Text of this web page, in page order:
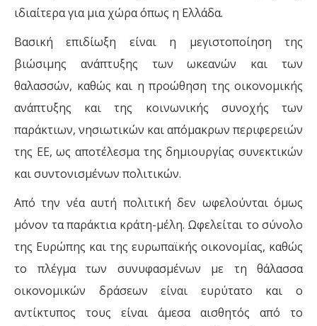
ιδιαίτερα για μια χώρα όπως η Ελλάδα.
Βασική επιδίωξη είναι η μεγιστοποίηση της
βιώσιμης ανάπτυξης των ωκεανών και των
θαλασσών, καθώς και η προώθηση της οικονομικής
ανάπτυξης και της κοινωνικής συνοχής των
παράκτιων, νησιωτικών και απόμακρων περιφερειών
της ΕΕ, ως αποτέλεσμα της δημιουργίας συνεκτικών
και συντονισμένων πολιτικών.
Από την νέα αυτή πολιτική δεν ωφελούνται όμως
μόνον τα παράκτια κράτη-μέλη. Ωφελείται το σύνολο
της Ευρώπης και της ευρωπαϊκής οικονομίας, καθώς
το πλέγμα των συνυφασμένων με τη θάλασσα
οικονομικών δράσεων είναι ευρύτατο και ο
αντίκτυπος τους είναι άμεσα αισθητός από το